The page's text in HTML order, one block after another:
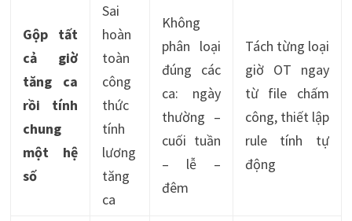
Gộp tất
cả giờ
tăng ca
rồi tính
chung
một hệ
số
Sai
hoàn
toàn
công
thức
tính
lương
tăng
ca
Không
phân loại
đúng các
ca: ngày
thường –
cuối tuần
– lễ –
đêm
Tách từng loại
giờ OT ngay
từ file chấm
công, thiết lập
rule tính tự
động